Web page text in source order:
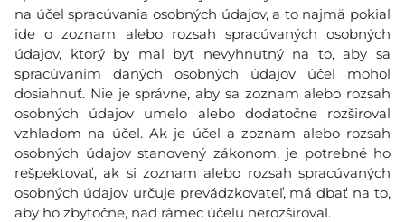
na účel spracúvania osobných údajov, a to najmä pokiaľ
ide o zoznam alebo rozsah spracúvaných osobných
údajov, ktorý by mal byť nevyhnutný na to, aby sa
spracúvaním daných osobných údajov účel mohol
dosiahnuť. Nie je správne, aby sa zoznam alebo rozsah
osobných údajov umelo alebo dodatočne rozširoval
vzhľadom na účel. Ak je účel a zoznam alebo rozsah
osobných údajov stanovený zákonom, je potrebné ho
rešpektovať, ak si zoznam alebo rozsah spracúvaných
osobných údajov určuje prevádzkovateľ, má dbať na to,
aby ho zbytočne, nad rámec účelu nerozširoval.